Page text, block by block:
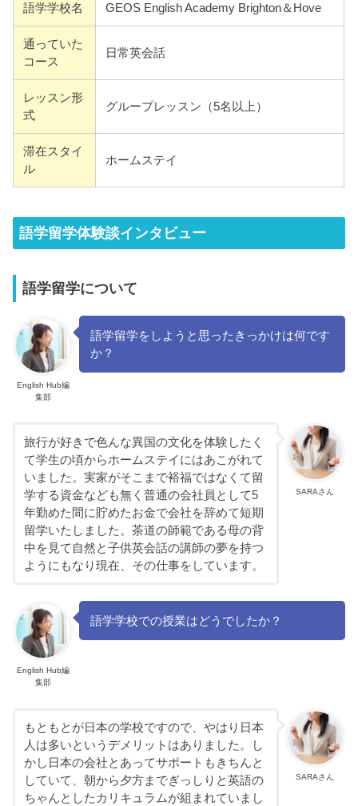
語学学校名 GEOS English Academy Brighton＆Hove
通っていた
コース
日常英会話
レッスン形
式
グループレッスン（5名以上）
滞在スタイ
ル
ホームステイ
語学留学体験談インタビュー
語学留学について
English Hub編
集部
語学留学をしようと思ったきっかけは何です
か？
SARAさん
旅行が好きで色んな異国の文化を体験したく
て学生の頃からホームステイにはあこがれて
いました。実家がそこまで裕福ではなくて留
学する資金なども無く普通の会社員として5
年勤めた間に貯めたお金で会社を辞めて短期
留学いたしました。茶道の師範である母の背
中を見て自然と子供英会話の講師の夢を持つ
ようにもなり現在、その仕事をしています。
English Hub編
集部
語学学校での授業はどうでしたか？
SARAさん
もともとが日本の学校ですので、やはり日本
人は多いというデメリットはありました。し
かし日本の会社とあってサポートもきちんと
していて、朝から夕方までぎっしりと英語の
ちゃんとしたカリキュラムが組まれていまし